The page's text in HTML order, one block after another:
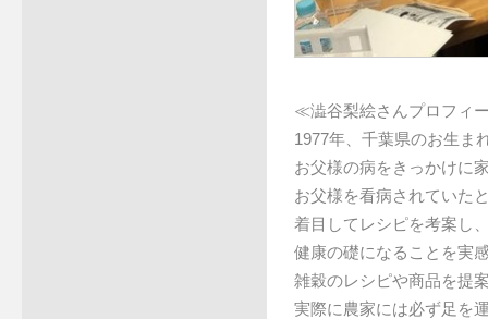
≪澁谷梨絵さんプロフィ
1977年、千葉県のお生ま
お父様の病をきっかけに
お父様を看病されていた
着目してレシピを考案し
健康の礎になることを実
雑穀のレシピや商品を提
実際に農家には必ず足を